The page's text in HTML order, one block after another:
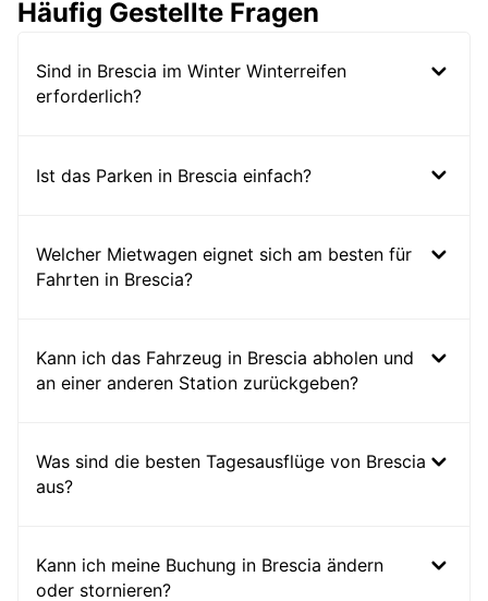
Häufig Gestellte Fragen
Sind in Brescia im Winter Winterreifen
erforderlich?
Ist das Parken in Brescia einfach?
Welcher Mietwagen eignet sich am besten für
Fahrten in Brescia?
Kann ich das Fahrzeug in Brescia abholen und
an einer anderen Station zurückgeben?
Was sind die besten Tagesausflüge von Brescia
aus?
Kann ich meine Buchung in Brescia ändern
oder stornieren?